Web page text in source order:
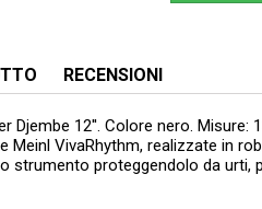
RECENSIONI
12''. Colore nero. Misure:
Meinl VivaRhythm, realizzate in
strumento proteggendolo da urti,